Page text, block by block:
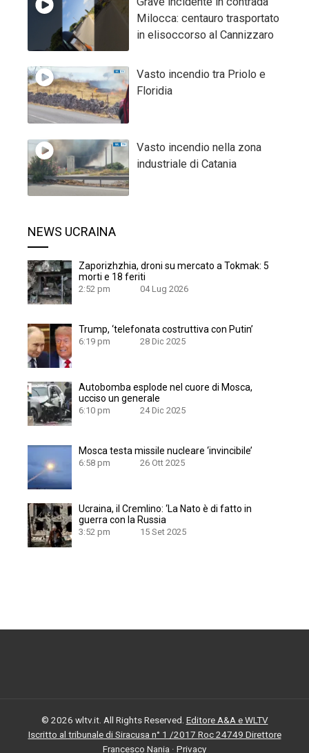
Milocca: centauro trasportato
in elisoccorso al Cannizzaro
Vasto incendio tra Priolo e
Floridia
Vasto incendio nella zona
industriale di Catania
NEWS UCRAINA
Zaporizhzhia, droni su mercato a Tokmak: 5
morti e 18 feriti
2:52 pm 04 Lug 2026
Trump, ‘telefonata costruttiva con Putin’
6:19 pm 28 Dic 2025
Autobomba esplode nel cuore di Mosca,
ucciso un generale
6:10 pm 24 Dic 2025
Mosca testa missile nucleare ‘invincibile’
6:58 pm 26 Ott 2025
Ucraina, il Cremlino: ‘La Nato è di fatto in
guerra con la Russia
3:52 pm 15 Set 2025
© 2026 wltv.it. All Rights Reserved. Editore A&A e WLTV
Iscritto al tribunale di Siracusa n° 1 /2017 Roc 24749 Direttore
Francesco Nania · Privacy